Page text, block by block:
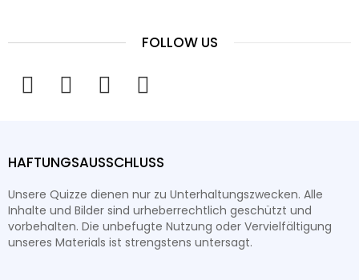
FOLLOW US
HAFTUNGSAUSSCHLUSS
Unsere Quizze dienen nur zu Unterhaltungszwecken. Alle
Inhalte und Bilder sind urheberrechtlich geschützt und
vorbehalten. Die unbefugte Nutzung oder Vervielfältigung
unseres Materials ist strengstens untersagt.